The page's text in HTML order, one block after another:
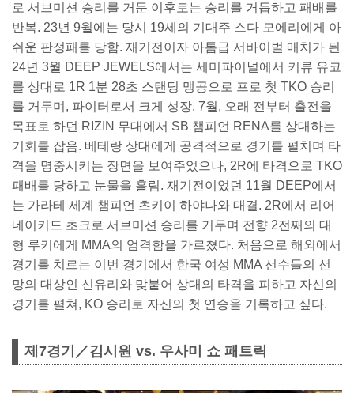
로 서브미션 승리를 거둔 이후로는 승리를 거듭하고 패배를
반복. 23년 9월에는 당시 19세의 기대주 스다 모에리에게 아
쉬운 판정패를 당함. 재기전이자 아톰급 서바이벌 매치가 된
24년 3월 DEEP JEWELS에서는 세미파이널에서 키류 유코
를 상대로 1R 1분 28초 스탠딩 맹공으로 프로 첫 TKO 승리
를 거두며, 파이터로서 크게 성장. 7월, 오래 전부터 출전을
목표로 하던 RIZIN 무대에서 SB 챔피언 RENA를 상대하는
기회를 잡음. 베테랑 상대에게 공격적으로 경기를 펼치며 타
격을 명중시키는 장면을 보여주었으나, 2R에 타격으로 TKO
패배를 당하고 눈물을 흘림. 재기전이었던 11월 DEEP에서
는 가라테 세계 챔피언 츠키이 하야나와 대결. 2R에서 리어
네이키드 초크로 서브미션 승리를 거두며 전향 2전째의 대
형 루키에게 MMA의 엄격함을 가르쳤다. 처음으로 해외에서
경기를 치르는 이번 경기에서 한국 여성 MMA 선수들의 선
망의 대상인 신유리와 맞붙어 상대의 타격을 피하고 자신의
경기를 펼쳐, KO 승리로 자신의 첫 연승을 기록하고 싶다.
제7경기／김시원 vs. 우사미 쇼 패트릭